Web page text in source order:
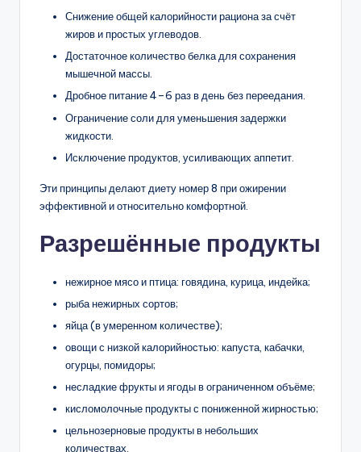
Снижение общей калорийности рациона за счёт
жиров и простых углеводов.
Достаточное количество белка для сохранения
мышечной массы.
Дробное питание 4–6 раз в день без переедания.
Ограничение соли для уменьшения задержки
жидкости.
Исключение продуктов, усиливающих аппетит.
Эти принципы делают диету номер 8 при ожирении
эффективной и относительно комфортной.
Разрешённые продукты
нежирное мясо и птица: говядина, курица, индейка;
рыба нежирных сортов;
яйца (в умеренном количестве);
овощи с низкой калорийностью: капуста, кабачки,
огурцы, помидоры;
несладкие фрукты и ягоды в ограниченном объёме;
кисломолочные продукты с пониженной жирностью;
цельнозерновые продукты в небольших
количествах.